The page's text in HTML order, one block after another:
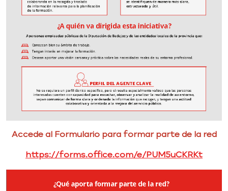
Accede al Formulario para formar parte de la red
https://forms.office.com/e/PUM5uCKRKt